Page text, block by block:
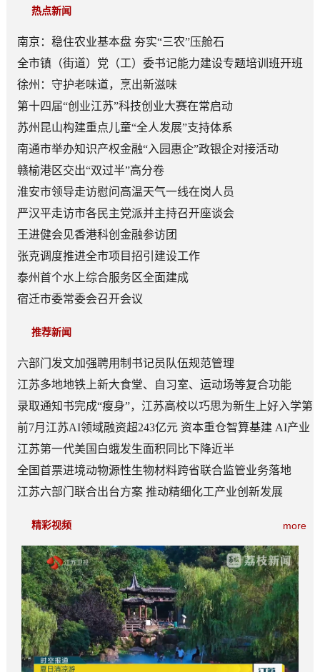
热点新闻
南京：稳住农业基本盘 夯实“三农”压舱石
全市镇（街道）党（工）委书记能力建设专题培训班开班
徐州：守护老味道，烹出新滋味
第十四届“创业江苏”科技创业大赛在常启动
苏州昆山构建重点儿童“全人发展”支持体系
南通市举办知识产权金融“入园惠企”政银企对接活动
赣榆港区交出“双过半”高分卷
淮安市领导走访慰问高温天气一线在岗人员
严汉平走访市各民主党派并主持召开座谈会
王进健会见香港科创金融参访团
张克调度推进全市项目招引建设工作
泰州首个水上综合服务区全面建成
宿迁市委常委会召开会议
推荐新闻
六部门发文加强聘用制书记员队伍规范管理
江苏多地地铁上新大食堂、自习室、运动场等复合功能
——从“客流通道”到“生活场景”
录取通知书完成“瘦身”，江苏高校以巧思为新生上好入学第
一课
前7月江苏AI领域融资超243亿元 资本重仓智算基建 AI产业
底盘夯实
江苏第一代美国白蛾发生面积同比下降近半
全国首票进境动物源性生物材料跨省联合监管业务落地
江苏六部门联合出台方案 推动精细化工产业创新发展
more
精彩视频